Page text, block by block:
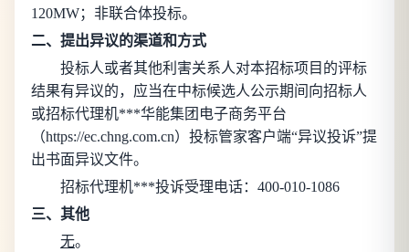
120MW；非联合体投标。
二、提出异议的渠道和方式
投标人或者其他利害关系人对本招标项目的评标
结果有异议的，应当在中标候选人公示期间向招标人
或招标代理机***华能集团电子商务平台
（https://ec.chng.com.cn）投标管家客户端“异议投诉”提
出书面异议文件。
招标代理机***投诉受理电话：400-010-1086
三、其他
无。